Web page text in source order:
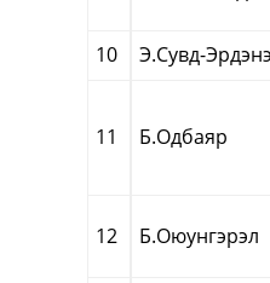
10 Э.Сувд-Эрдэнэ
11 Б.Одбаяр
12 Б.Оюунгэрэл